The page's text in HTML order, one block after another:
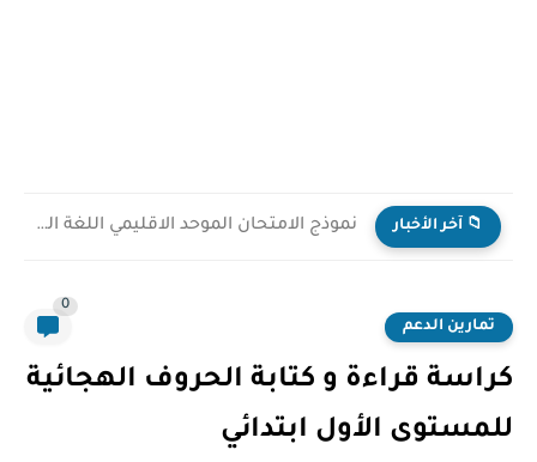
📁 آخر الأخبار نموذج الامتحان الموحد الاقليمي اللغة العربية نسخة تجريبية مع التصحيح...
تمارين الدعم
0
كراسة قراءة و كتابة الحروف الهجائية
للمستوى الأول ابتدائي